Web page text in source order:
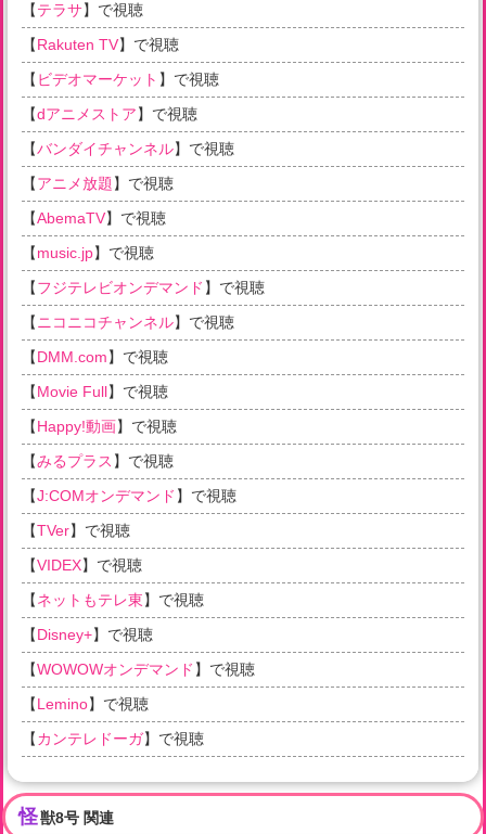
【テラサ】で視聴
【Rakuten TV】で視聴
【 ビデオマーケット 】で視聴
【dアニメストア】で視聴
【バンダイチャンネル】で視聴
【アニメ放題】で視聴
【AbemaTV】で視聴
【music.jp】で視聴
【フジテレビオンデマンド 】で視聴
【ニコニコチャンネル】で視聴
【DMM.com】で視聴
【Movie Full】で視聴
【Happy!動画】で視聴
【みるプラス 】で視聴
【J:COMオンデマンド 】で視聴
【TVer】で視聴
【VIDEX】で視聴
【ネットもテレ東】で視聴
【Disney+】で視聴
【WOWOWオンデマンド 】で視聴
【Lemino】で視聴
【カンテレドーガ】で視聴
怪獣8号 関連